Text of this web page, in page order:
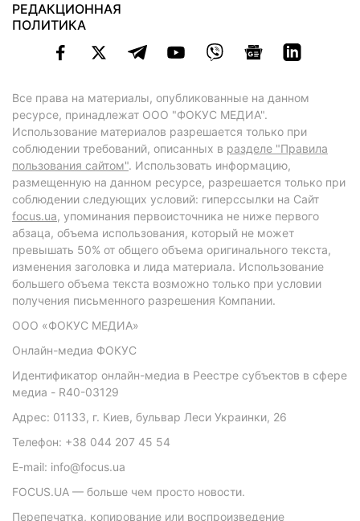
РЕДАКЦИОННАЯ
ПОЛИТИКА
Все права на материалы, опубликованные на данном
ресурсе, принадлежат ООО "ФОКУС МЕДИА".
Использование материалов разрешается только при
соблюдении требований, описанных в разделе "Правила
пользования сайтом". Использовать информацию,
размещенную на данном ресурсе, разрешается только при
соблюдении следующих условий: гиперссылки на Сайт
focus.ua, упоминания первоисточника не ниже первого
абзаца, объема использования, который не может
превышать 50% от общего объема оригинального текста,
изменения заголовка и лида материала. Использование
большего объема текста возможно только при условии
получения письменного разрешения Компании.
ООО «ФОКУС МЕДИА»
Онлайн-медиа ФОКУС
Идентификатор онлайн-медиа в Реестре субъектов в сфере
медиа - R40-03129
Адрес: 01133, г. Киев, бульвар Леси Украинки, 26
Телефон: +38 044 207 45 54
E-mail: info@focus.ua
FOCUS.UA — больше чем просто новости.
Перепечатка, копирование или воспроизведение